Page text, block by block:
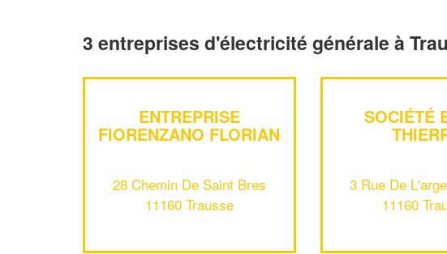
3 entreprises d'électricité générale à
ENTREPRISE
FIORENZANO FLORIAN
28 Chemin De Saint Bres
11160 Trausse
SOCIÉTÉ
3 Rue De
11160